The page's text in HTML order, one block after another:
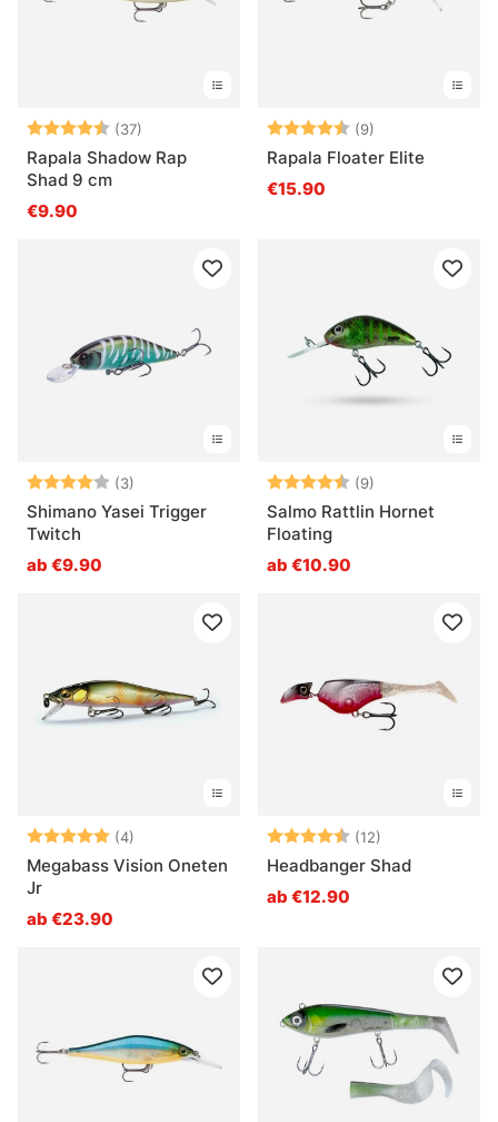
Bewertung:(37)
4.4 von 5 Sternen
Rapala Shadow Rap
Shad 9 cm
€9.90
Bewertung:(9)
Rapala Floater Elite
€15.90
Bewertung:(3)
4.0 von 5 Sternen
Shimano Yasei Trigger
Twitch
ab €9.90
Bewertung:(9)
Salmo Rattlin Hornet
Floating
ab €10.90
Bewertung:(4)
5.0 von 5 Sternen
Megabass Vision Oneten
Jr
ab €23.90
Bewertung:(12)
Headbanger Shad
ab €12.90